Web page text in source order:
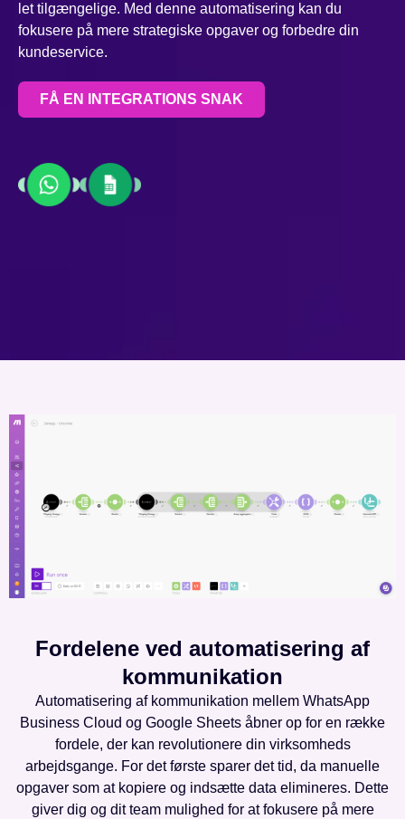
let tilgængelige. Med denne automatisering kan du
fokusere på mere strategiske opgaver og forbedre din
kundeservice.
FÅ EN INTEGRATIONS SNAK
Fordelene ved automatisering af
kommunikation
Automatisering af kommunikation mellem WhatsApp
Business Cloud og Google Sheets åbner op for en række
fordele, der kan revolutionere din virksomheds
arbejdsgange. For det første sparer det tid, da manuelle
opgaver som at kopiere og indsætte data elimineres. Dette
giver dig og dit team mulighed for at fokusere på mere